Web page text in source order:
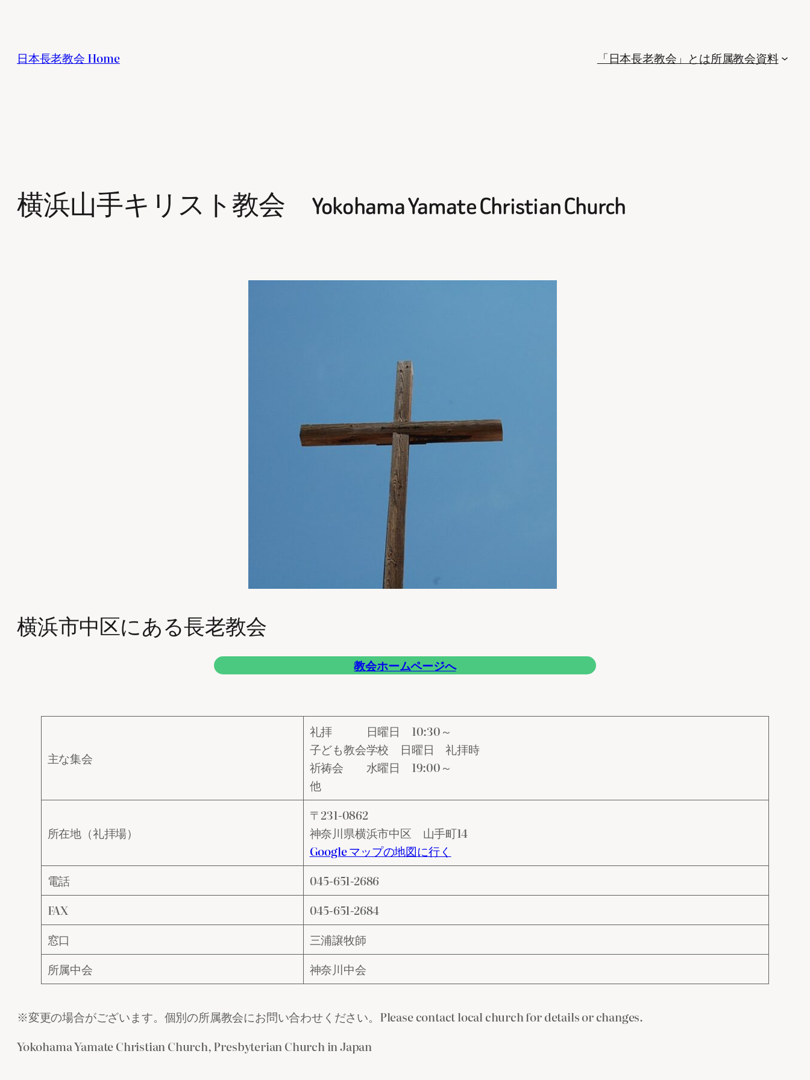
日本長老教会 Home 「日本長老教会」とは所属教会資料
横浜山手キリスト教会 Yokohama Yamate Christian Church
横浜市中区にある長老教会
教会ホームページへ
主な集会
礼拝 日曜日 10:30～
子ども教会学校 日曜日 礼拝時
祈祷会 水曜日 19:00～
他
所在地（礼拝場）
〒231‐0862
神奈川県横浜市中区 山手町14
Google マップの地図に行く
電話
045-651-2686
FAX
045-651-2684
窓口
三浦譲牧師
所属中会
神奈川中会
※変更の場合がございます。個別の所属教会にお問い合わせください。Please contact local church for details or changes.
Yokohama Yamate Christian Church, Presbyterian Church in Japan